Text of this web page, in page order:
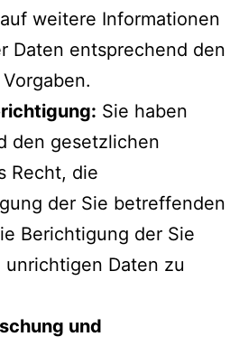
weitere Informationen
Daten entsprechend den
Sie haben
den gesetzlichen
Recht, die
der Sie betreffenden
Berichtigung der Sie
Daten zu
und